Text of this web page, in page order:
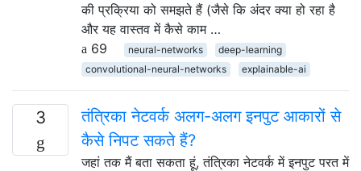
की प्रक्रिया को समझते हैं (जैसे कि अंदर क्या हो रहा है
और यह वास्तव में कैसे काम …
69
neural-networks
deep-learning
convolutional-neural-networks
explainable-ai
3
तंत्रिका नेटवर्क अलग-अलग इनपुट आकारों से
कैसे निपट सकते हैं?
जहां तक ​​मैं बता सकता हूं, तंत्रिका नेटवर्क में इनपुट परत में